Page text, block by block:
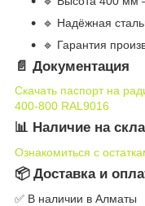
🔹 Надёжная
🔹 Гарантия
📄 Документация
Скачать паспорт на
400-800 RAL9016
📊 Наличие на
Ознакомиться с
📦 Доставка и
✅ В наличии в Алматы